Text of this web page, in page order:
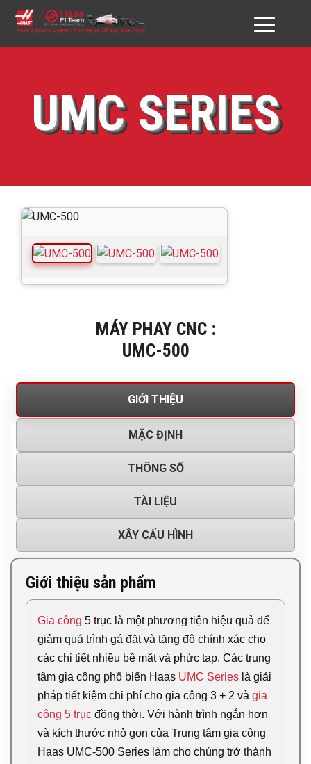
SẢN PHẨM
DỊCH VỤ
LIÊN HỆ
UMC SERIES
MÁY PHAY CNC :
UMC-500
GIỚI THIỆU
MẶC ĐỊNH
THÔNG SỐ
TÀI LIỆU
XÂY CẤU HÌNH
Giới thiệu sản phẩm
Gia công 5 trục là một phương tiện hiệu quả để
giảm quá trình gá đặt và tăng độ chính xác cho
các chi tiết nhiều bề mặt và phức tạp. Các trung
tâm gia công phổ biến Haas UMC Series là giải
pháp tiết kiệm chi phí cho gia công 3 + 2 và gia
công 5 trục đồng thời. Với hành trình ngắn hơn
và kích thước nhỏ gọn của Trung tâm gia công
Haas UMC-500 Series làm cho chúng trở thành